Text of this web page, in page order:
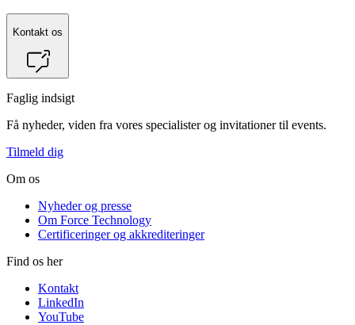
Kontakt os
Faglig indsigt
Få nyheder, viden fra vores specialister og invitationer til events.
Tilmeld dig
Om os
Nyheder og presse
Om Force Technology
Certificeringer og akkrediteringer
Find os her
Kontakt
LinkedIn
YouTube